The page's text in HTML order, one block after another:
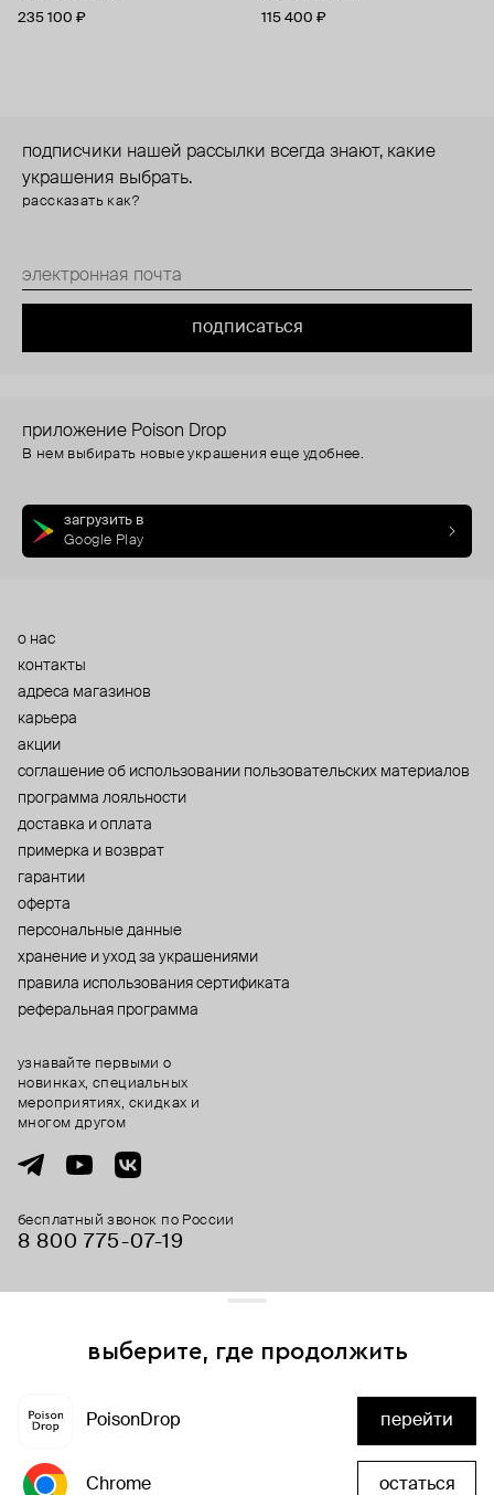
235 100 ₽
115 400 ₽
подписчики нашей рассылки всегда знают, какие
украшения выбрать.
рассказать как?
подписаться
приложение Poison Drop
В нем выбирать новые украшения еще удобнее.
загрузить в
Google Play
о нас
контакты
адреса магазинов
карьера
акции
cоглашение об использовании пользовательских материалов
программа лояльности
доставка и оплата
примерка и возврат
гарантии
оферта
персональные данные
хранение и уход за украшениями
правила использования сертификата
реферальная программа
бесплатный звонок по России
8 800 775⁠-07⁠-19
узнавайте первыми о
новинках, специальных
мероприятиях, скидках и
многом другом
выберите, где продолжить
PoisonDrop перейти
Chrome остаться
и сервисы аналитики. Продолжая его использование,
вы соглашаетесь с нашим